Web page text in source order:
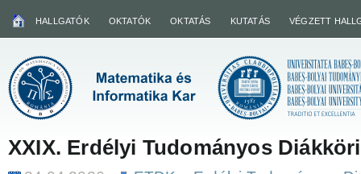
HALLGATÓK OKTATÓK OKTATÁS KUTATÁS VÉGZETT
XXIX. Erdélyi Tudományos